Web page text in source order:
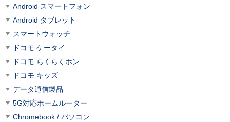
Android スマートフォン
Android タブレット
スマートウォッチ
ドコモ ケータイ
ドコモ らくらくホン
ドコモ キッズ
データ通信製品
5G対応ホームルーター
Chromebook / パソコン